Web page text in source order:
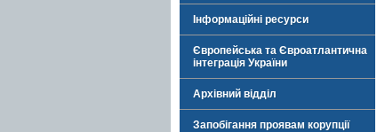
Інформаційні ресурси
Європейська та Євроатлантична
інтеграція України
Архівний відділ
Запобігання проявам корупції